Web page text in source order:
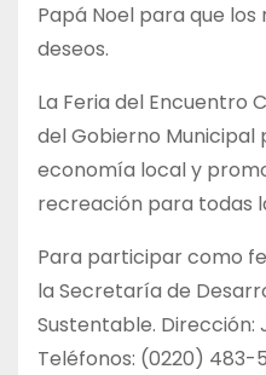
Papá Noel para que
deseos.
La Feria del Encuentro
del Gobierno
economía local y
recreación para todas
Para participar como
la Secretaría de
Sustentable. Dirección:
Teléfonos: (0220) 483-